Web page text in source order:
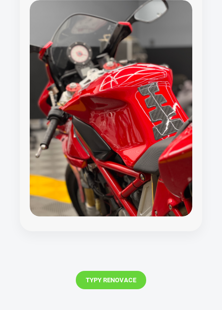
TYPY RENOVACE